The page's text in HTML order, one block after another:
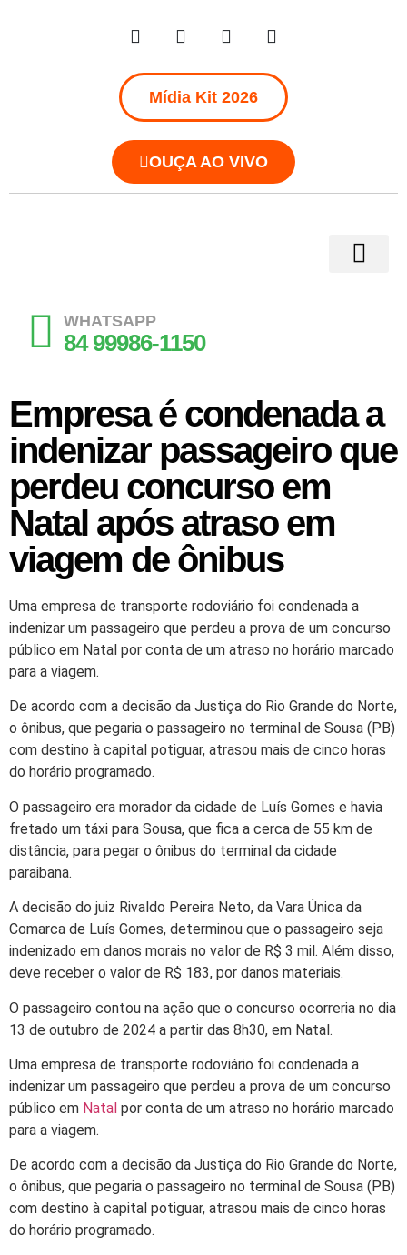
Mídia Kit 2026
OUÇA AO VIVO
WHATSAPP
84 99986-1150
Empresa é condenada a
indenizar passageiro que
perdeu concurso em
Natal após atraso em
viagem de ônibus
Uma empresa de transporte rodoviário foi condenada a
indenizar um passageiro que perdeu a prova de um concurso
público em Natal por conta de um atraso no horário marcado
para a viagem.
De acordo com a decisão da Justiça do Rio Grande do Norte,
o ônibus, que pegaria o passageiro no terminal de Sousa (PB)
com destino à capital potiguar, atrasou mais de cinco horas
do horário programado.
O passageiro era morador da cidade de Luís Gomes e havia
fretado um táxi para Sousa, que fica a cerca de 55 km de
distância, para pegar o ônibus do terminal da cidade
paraibana.
A decisão do juiz Rivaldo Pereira Neto, da Vara Única da
Comarca de Luís Gomes, determinou que o passageiro seja
indenizado em danos morais no valor de R$ 3 mil. Além disso,
deve receber o valor de R$ 183, por danos materiais.
O passageiro contou na ação que o concurso ocorreria no dia
13 de outubro de 2024 a partir das 8h30, em Natal.
Uma empresa de transporte rodoviário foi condenada a
indenizar um passageiro que perdeu a prova de um concurso
público em Natal por conta de um atraso no horário marcado
para a viagem.
De acordo com a decisão da Justiça do Rio Grande do Norte,
o ônibus, que pegaria o passageiro no terminal de Sousa (PB)
com destino à capital potiguar, atrasou mais de cinco horas
do horário programado.